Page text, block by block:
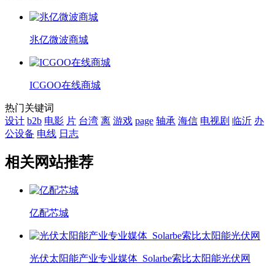
兆亿微波商城
ICGOO在线商城
热门关键词
设计 b2b 电影 片 台湾 离 游戏 page 轴承 海信 电视剧 临沂 办
公设备 电线 日志
相关网站推荐
亿配芯城
光伏太阳能产业专业媒体_Solarbe索比太阳能光伏网